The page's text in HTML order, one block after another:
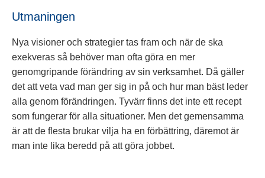
Utmaningen
Nya visioner och strategier tas fram och när de ska
exekveras så behöver man ofta göra en mer
genomgripande förändring av sin verksamhet. Då gäller
det att veta vad man ger sig in på och hur man bäst leder
alla genom förändringen. Tyvärr finns det inte ett recept
som fungerar för alla situationer. Men det gemensamma
är att de flesta brukar vilja ha en förbättring, däremot är
man inte lika beredd på att göra jobbet.